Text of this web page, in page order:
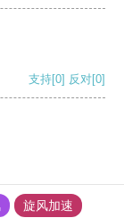
支持[0] 反对[0]
旋风加速